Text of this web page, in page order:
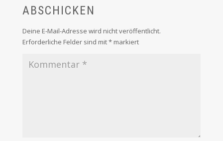
ABSCHICKEN
Deine E-Mail-Adresse wird nicht veröffentlicht.
Erforderliche Felder sind mit*markiert